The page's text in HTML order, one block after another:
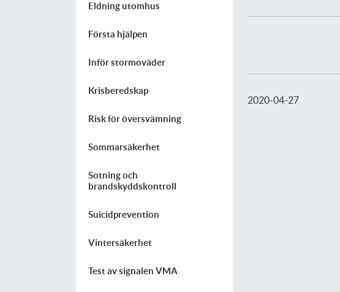
Eldning utomhus
Första hjälpen
Inför stormoväder
Krisberedskap
Risk för översvämning
Sommarsäkerhet
Sotning och
brandskyddskontroll
Suicidprevention
Vintersäkerhet
Test av signalen VMA
2020-04-27